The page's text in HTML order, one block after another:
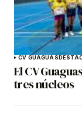
CV GUAGUAS
El CV
tres núcleos